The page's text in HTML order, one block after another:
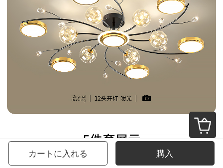
カートに入れる 購入